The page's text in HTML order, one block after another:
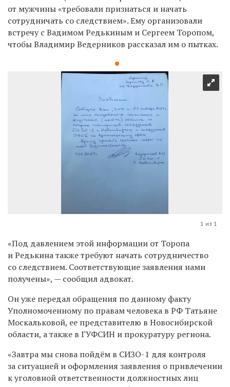
от мужчины «требовали признаться и начать
сотрудничать со следствием». Ему организовали
встречу с Вадимом Редькиным и Сергеем Торопом,
чтобы Владимир Ведерников рассказал им о пытках.
1 из 1
«Под давлением этой информации от Торопа
и Редькина также требуют начать сотрудничество
со следствием. Соответствующие заявления нами
получены», — сообщил адвокат.
Он уже передал обращения по данному факту
Уполномоченному по правам человека в РФ Татьяне
Москальковой, ее представителю в Новосибирской
области, а также в ГУФСИН и прокуратуру региона.
«Завтра мы снова пойдём в СИЗО-1 для контроля
за ситуацией и оформления заявления о привлечении
к уголовной ответственности должностных лиц